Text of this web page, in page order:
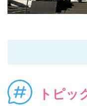
トピッ